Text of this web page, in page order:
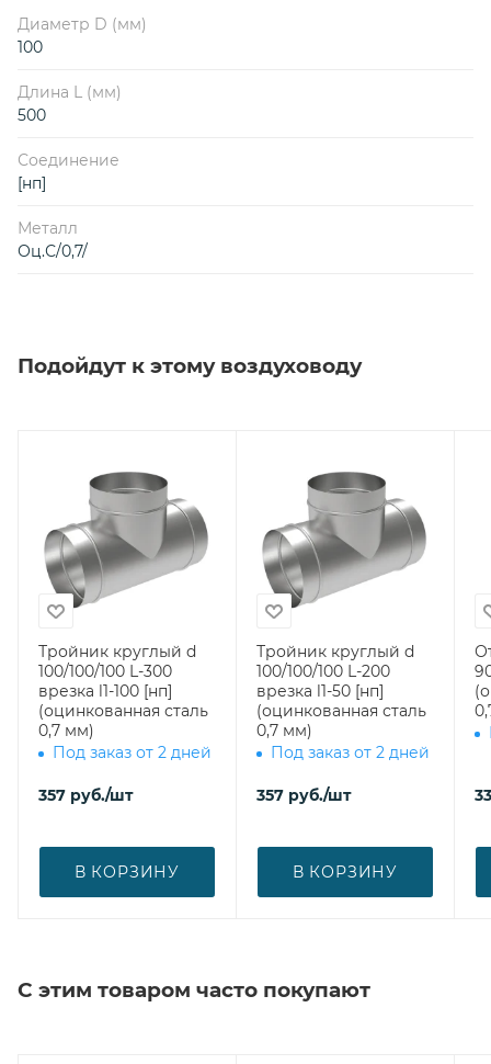
Диаметр D (мм)
100
Длина L (мм)
500
Соединение
[нп]
Металл
Оц.С/0,7/
Подойдут к этому воздуховоду
Тройник круглый d
100/100/100 L-300
врезка l1-100 [нп]
(оцинкованная сталь
0,7 мм)
Под заказ от 2 дней
357 руб./шт
В КОРЗИНУ
Тройник круглый d
100/100/100 L-200
врезка l1-50 [нп]
(оцинкованная сталь
0,7 мм)
Под заказ от 2 дней
357 руб./шт
В КОРЗИНУ
С этим товаром часто покупают